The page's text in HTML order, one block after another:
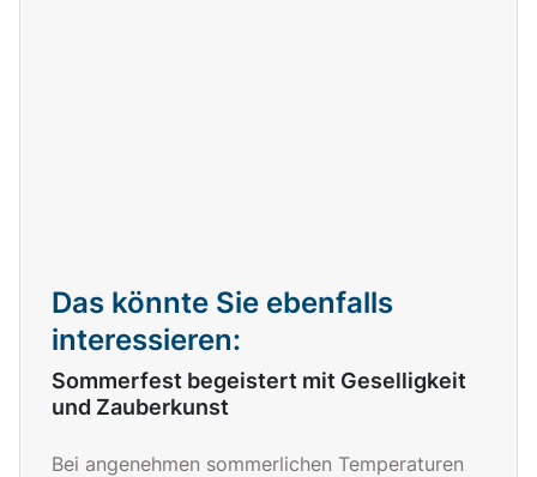
Das könnte Sie ebenfalls
interessieren:
Sommerfest begeistert mit Geselligkeit
und Zauberkunst
Bei angenehmen sommerlichen Temperaturen